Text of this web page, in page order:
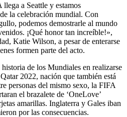
a Seattle y estamos
la celebración mundial. Con
podemos demostrarle al mundo
¡Qué honor tan increíble!»,
Katie Wilson, a pesar de enterarse
formen parte del acto.
de los Mundiales en realizarse
2022, nación que también está
personas del mismo sexo, la FIFA
el brazalete de ‘OneLove’
amarillas. Inglaterra y Gales iban
por las consecuencias.